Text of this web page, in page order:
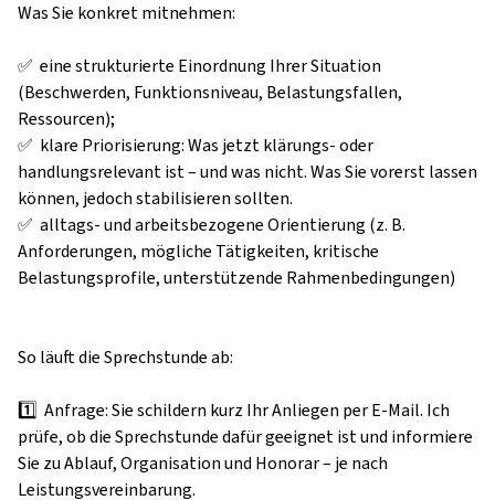
Was Sie konkret mitnehmen:
✅  eine strukturierte Einordnung Ihrer Situation
(Beschwerden, Funktionsniveau, Belastungsfallen,
Ressourcen);
✅  klare Priorisierung: Was jetzt klärungs- oder
handlungsrelevant ist – und was nicht. Was Sie vorerst lassen
können, jedoch stabilisieren sollten.
✅  alltags- und arbeitsbezogene Orientierung (z. B.
Anforderungen, mögliche Tätigkeiten, kritische
Belastungsprofile, unterstützende Rahmenbedingungen)
So läuft die Sprechstunde ab:
1️⃣  Anfrage: Sie schildern kurz Ihr Anliegen per E-Mail. Ich
prüfe, ob die Sprechstunde dafür geeignet ist und informiere
Sie zu Ablauf, Organisation und Honorar – je nach
Leistungsvereinbarung.